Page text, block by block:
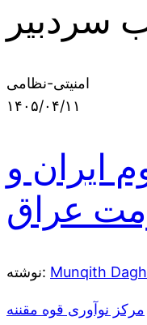
سردبیر
امنیتی-نظامی
۱۴۰۵/۰۴/۱۱
ایران و
عراق
نوشته: Munqith
مرکز نوآوری قوه مقننه